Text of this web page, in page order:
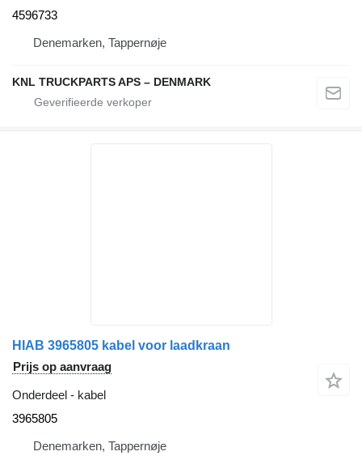
4596733
Denemarken, Tappernøje
KNL TRUCKPARTS APS – DENMARK
HIAB 3965805 kabel voor laadkraan
Prijs op aanvraag
Onderdeel - kabel
3965805
Denemarken, Tappernøje